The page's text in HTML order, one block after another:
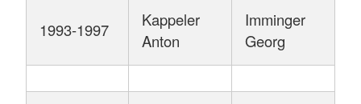
1993-1997
Kappeler
Anton
Imminger
Georg